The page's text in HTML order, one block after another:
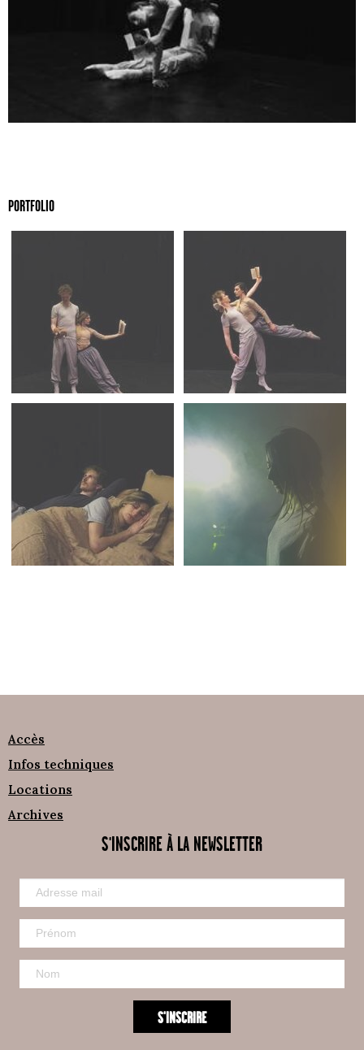
PORTFOLIO
Accès
Infos techniques
Locations
Archives
S'INSCRIRE À LA NEWSLETTER